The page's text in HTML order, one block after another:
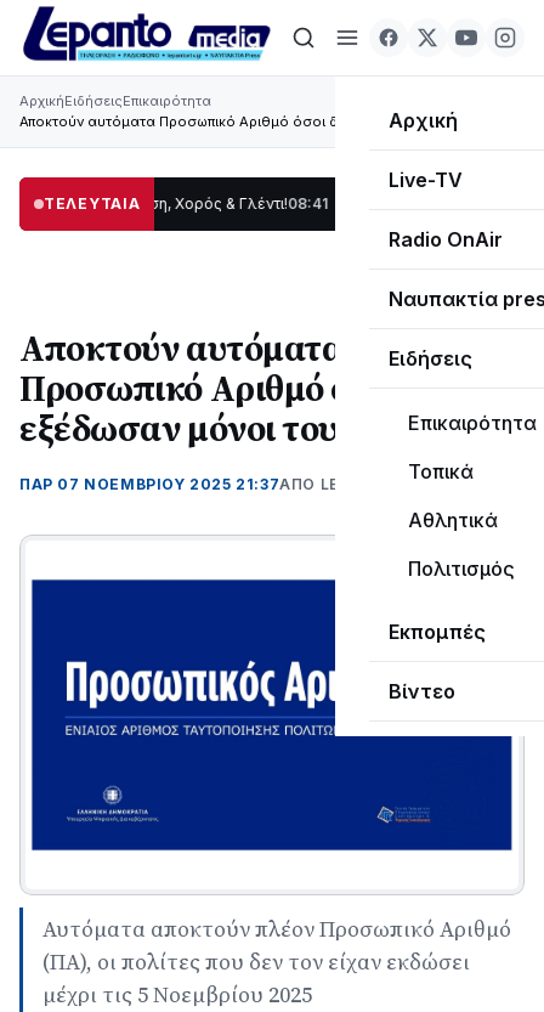
Αρχική
Live-TV
Radio OnAir
Ναυπακτία
Ειδήσεις
Επικαιρότητα
Τοπικά
Αθλητικά
Πολιτισμός
Εκπομπές
Βίντεο
ΑρχικήΕιδήσειςΕπικαιρότητα
Αποκτούν αυτόματα Προσωπικό Αριθμό όσοι δεν εξέδωσαν μόνοι τους
ΤΕΛΕΥΤΑΙΑ
Παράδοση, Χορός & Γλέντι!08:41 ΤΟ ΠΑΡΤΥ ΣΥΝΕΧΙΖΕΤΑΙ…
Αποκτούν αυτόματα
Προσωπικό Αριθμό όσοι δεν
εξέδωσαν μόνοι τους
ΠΑΡ 07 ΝΟΕΜΒΡΊΟΥ 2025 21:37ΑΠΌ LEPANTO RTV
Αυτόματα αποκτούν πλέον Προσωπικό Αριθμό
(ΠΑ), οι πολίτες που δεν τον είχαν εκδώσει
μέχρι τις 5 Νοεμβρίου 2025